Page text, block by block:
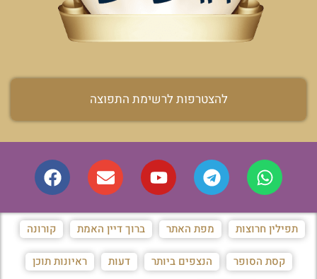
להצטרפות לרשימת התפוצה
תפילין חרוצות מפת האתר ברוך דיין האמת קורונה
קסת הסופר הנצפים ביותר דעות ראיונות תוכן